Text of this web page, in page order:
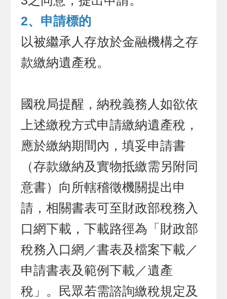
2、申請標的
以被繼承人存放於金融機構之存
款繳納遺產稅。
國稅局提醒，納稅義務人如欲依
上述繳稅方式申請繳納遺產稅，
應於繳納期間內，填妥申請書
（存款繳納及實物抵繳需另附同
意書）向所轄稽徵機關提出申
請，相關書表可至財政部稅務入
口網下載，下載路徑為「財政部
稅務入口網／書表及檔案下載／
申請書表及範例下載／遺產
稅」。民眾若需諮詢繳稅規定及